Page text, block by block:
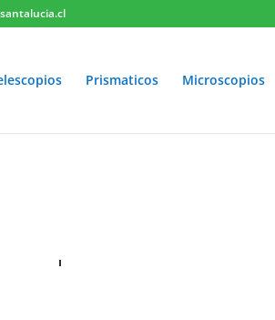
Prismaticos Microscopios